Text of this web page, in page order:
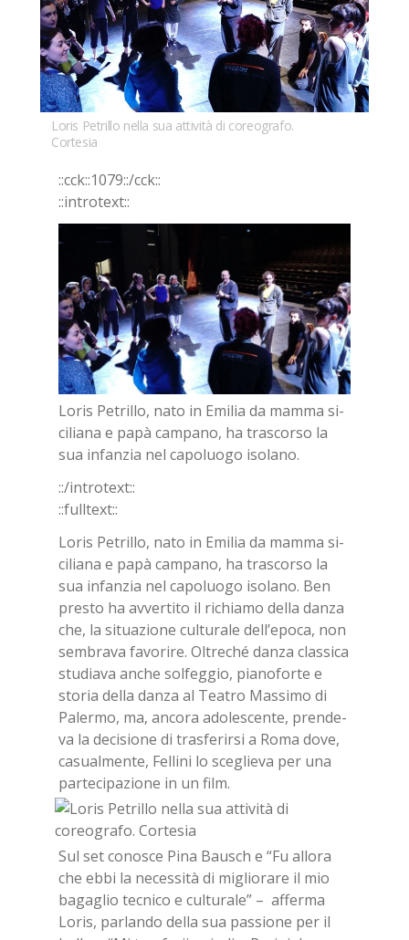
Loris Petrillo nella sua attività di coreografo.
Cortesia
::cck::1079::/​cck::
::in­tro­text::
Lo­ris Pe­tril­lo, nato in Emi­lia da mam­ma si­
ci­lia­na e papà cam­pa­no, ha tra­scor­so la
sua in­fan­zia nel ca­po­luo­go iso­la­no.
::/in­tro­text::
::full­text::
Lo­ris Pe­tril­lo, nato in Emi­lia da mam­ma si­
ci­lia­na e papà cam­pa­no, ha tra­scor­so la
sua in­fan­zia nel ca­po­luo­go iso­la­no. Ben
pre­sto ha av­ver­ti­to il ri­chia­mo del­la dan­za
che, la si­tua­zio­ne cul­tu­ra­le del­l’e­po­ca, non
sem­bra­va fa­vo­ri­re. Ol­tre­ché dan­za clas­si­ca
stu­dia­va an­che sol­feg­gio, pia­no­for­te e
sto­ria del­la dan­za al Tea­tro Mas­si­mo di
Pa­ler­mo, ma, an­co­ra ado­le­scen­te, pren­de­
va la de­ci­sio­ne di tra­sfe­rir­si a Roma dove,
ca­sual­men­te, Fel­li­ni lo sce­glie­va per una
par­te­ci­pa­zio­ne in un film.
Sul set co­no­sce Pina Bau­sch e “Fu al­lo­ra
che ebbi la ne­ces­si­tà di mi­glio­ra­re il mio
ba­ga­glio tec­ni­co e cul­tu­ra­le” – af­fer­ma
Lo­ris, par­lan­do del­la sua pas­sio­ne per il